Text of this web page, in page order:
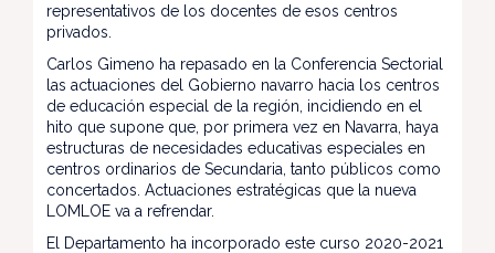
representativos de los docentes de esos centros
privados.
Carlos Gimeno ha repasado en la Conferencia Sectorial
las actuaciones del Gobierno navarro hacia los centros
de educación especial de la región, incidiendo en el
hito que supone que, por primera vez en Navarra, haya
estructuras de necesidades educativas especiales en
centros ordinarios de Secundaria, tanto públicos como
concertados. Actuaciones estratégicas que la nueva
LOMLOE va a refrendar.
El Departamento ha incorporado este curso 2020-2021